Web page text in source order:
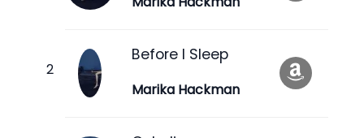
Before I Sleep
Marika Hackman